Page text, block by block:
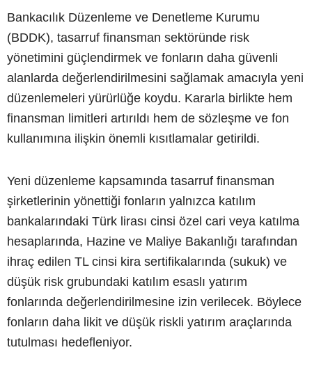
Bankacılık Düzenleme ve Denetleme Kurumu
(BDDK), tasarruf finansman sektöründe risk
yönetimini güçlendirmek ve fonların daha güvenli
alanlarda değerlendirilmesini sağlamak amacıyla yeni
düzenlemeleri yürürlüğe koydu. Kararla birlikte hem
finansman limitleri artırıldı hem de sözleşme ve fon
kullanımına ilişkin önemli kısıtlamalar getirildi.
Yeni düzenleme kapsamında tasarruf finansman
şirketlerinin yönettiği fonların yalnızca katılım
bankalarındaki Türk lirası cinsi özel cari veya katılma
hesaplarında, Hazine ve Maliye Bakanlığı tarafından
ihraç edilen TL cinsi kira sertifikalarında (sukuk) ve
düşük risk grubundaki katılım esaslı yatırım
fonlarında değerlendirilmesine izin verilecek. Böylece
fonların daha likit ve düşük riskli yatırım araçlarında
tutulması hedefleniyor.